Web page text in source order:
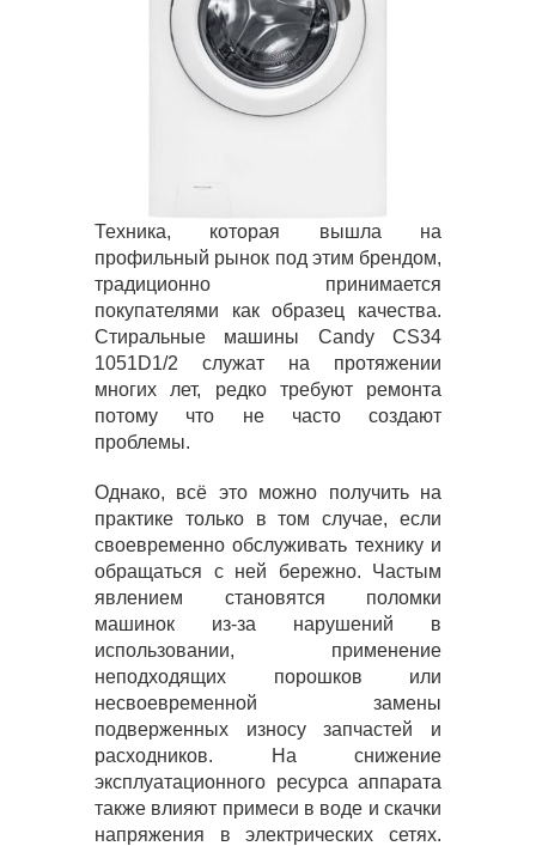
Техника, которая вышла на
профильный рынок под этим брендом,
традиционно принимается
покупателями как образец качества.
Стиральные машины Candy CS34
1051D1/2 служат на протяжении
многих лет, редко требуют ремонта
потому что не часто создают
проблемы.
Однако, всё это можно получить на
практике только в том случае, если
своевременно обслуживать технику и
обращаться с ней бережно. Частым
явлением становятся поломки
машинок из-за нарушений в
использовании, применение
неподходящих порошков или
несвоевременной замены
подверженных износу запчастей и
расходников. На снижение
эксплуатационного ресурса аппарата
также влияют примеси в воде и скачки
напряжения в электрических сетях.